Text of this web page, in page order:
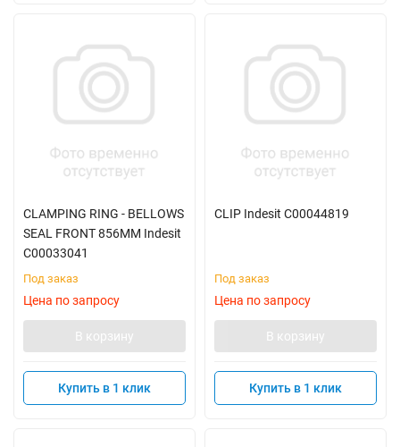
CLAMPING RING - BELLOWS
SEAL FRONT 856MM Indesit
C00033041
Под заказ
Цена по запросу
В корзину
Купить в 1 клик
CLIP Indesit C00044819
Под заказ
Цена по запросу
В корзину
Купить в 1 клик